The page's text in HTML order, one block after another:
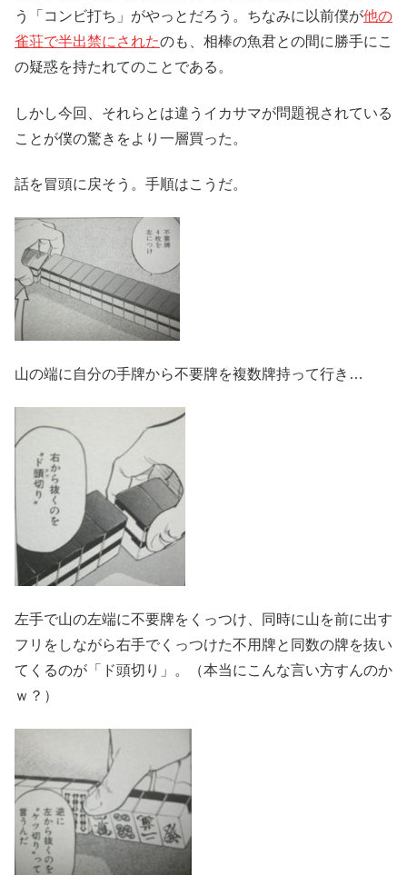
う「コンビ打ち」がやっとだろう。ちなみに以前僕が他の
雀荘で半出禁にされたのも、相棒の魚君との間に勝手にこ
の疑惑を持たれてのことである。
しかし今回、それらとは違うイカサマが問題視されている
ことが僕の驚きをより一層買った。
話を冒頭に戻そう。手順はこうだ。
山の端に自分の手牌から不要牌を複数牌持って行き…
左手で山の左端に不要牌をくっつけ、同時に山を前に出す
フリをしながら右手でくっつけた不用牌と同数の牌を抜い
てくるのが「ド頭切り」。（本当にこんな言い方すんのか
ｗ？）